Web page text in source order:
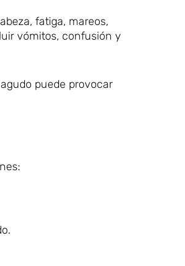
fatiga, mareos,
vómitos, confusión y
puede provocar